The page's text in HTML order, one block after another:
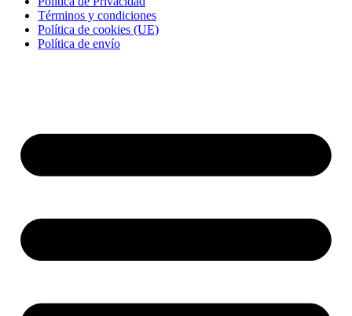
Términos y condiciones
Política de cookies (UE)
Política de envío